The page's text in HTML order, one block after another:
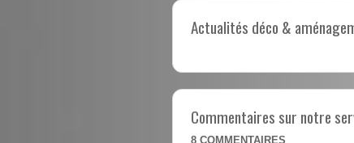
Actualités déco &
Commentaires sur notre
8